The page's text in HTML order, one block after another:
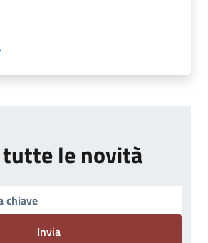
le novità
Invia